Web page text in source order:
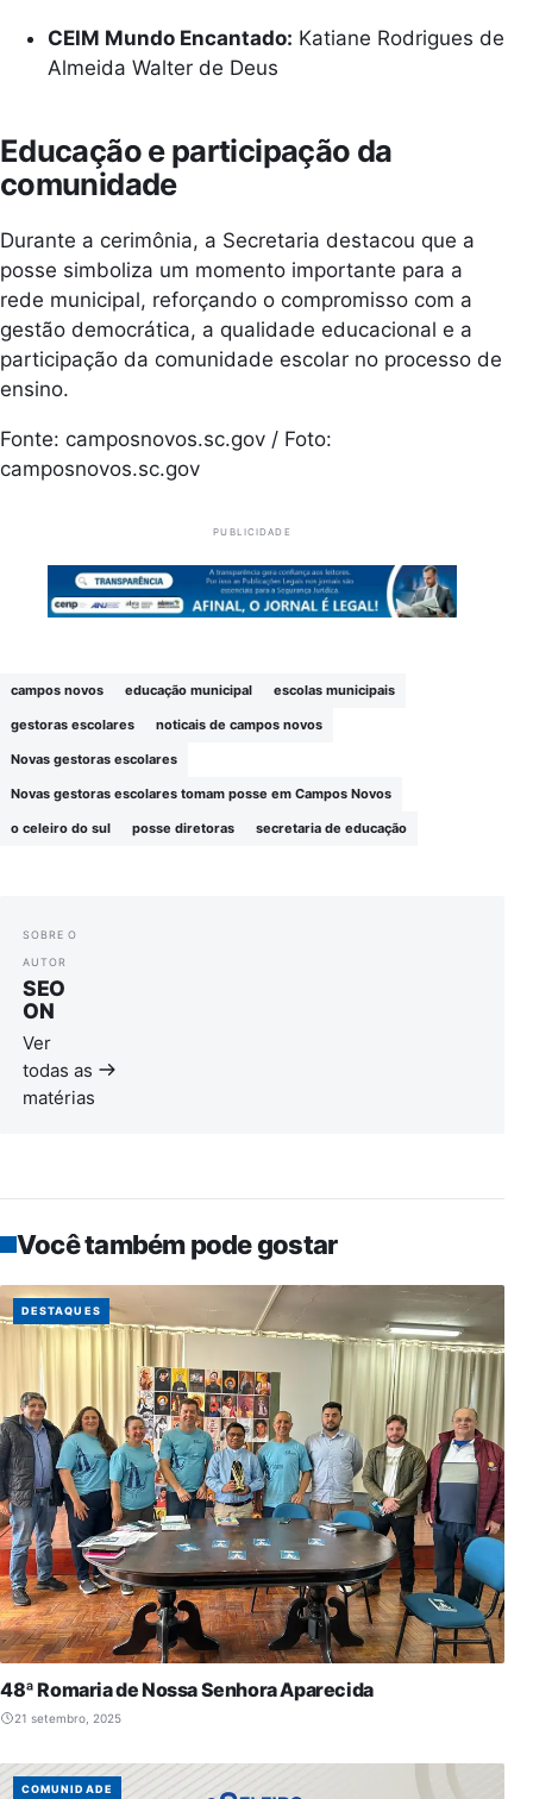
CEIM Mundo Encantado: Katiane Rodrigues de
Almeida Walter de Deus
Educação e participação da
comunidade
Durante a cerimônia, a Secretaria destacou que a
posse simboliza um momento importante para a
rede municipal, reforçando o compromisso com a
gestão democrática, a qualidade educacional e a
participação da comunidade escolar no processo de
ensino.
Fonte: camposnovos.sc.gov / Foto:
camposnovos.sc.gov
PUBLICIDADE
campos novos educação municipal escolas municipais
gestoras escolares noticais de campos novos
Novas gestoras escolares
Novas gestoras escolares tomam posse em Campos Novos
o celeiro do sul posse diretoras secretaria de educação
SOBRE O
AUTOR
SEO
ON
Ver
todas as
matérias
Você também pode gostar
DESTAQUES
48ª Romaria de Nossa Senhora Aparecida
21 setembro, 2025
COMUNIDADE